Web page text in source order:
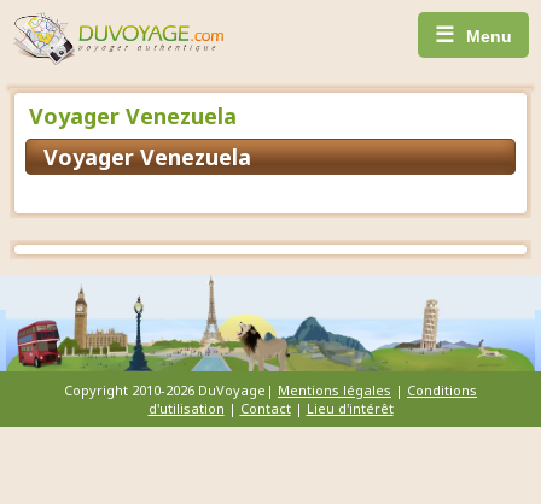
☰ Menu
Voyager Venezuela
Voyager Venezuela
Copyright 2010-2026 DuVoyage| Mentions légales | Conditions
d'utilisation | Contact| Lieu d'intérêt